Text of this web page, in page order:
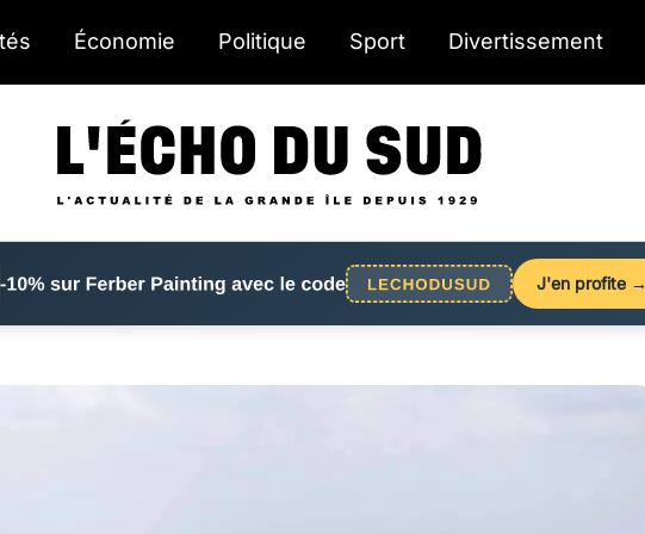
Économie Politique Sport Divertissement
J'en profite →